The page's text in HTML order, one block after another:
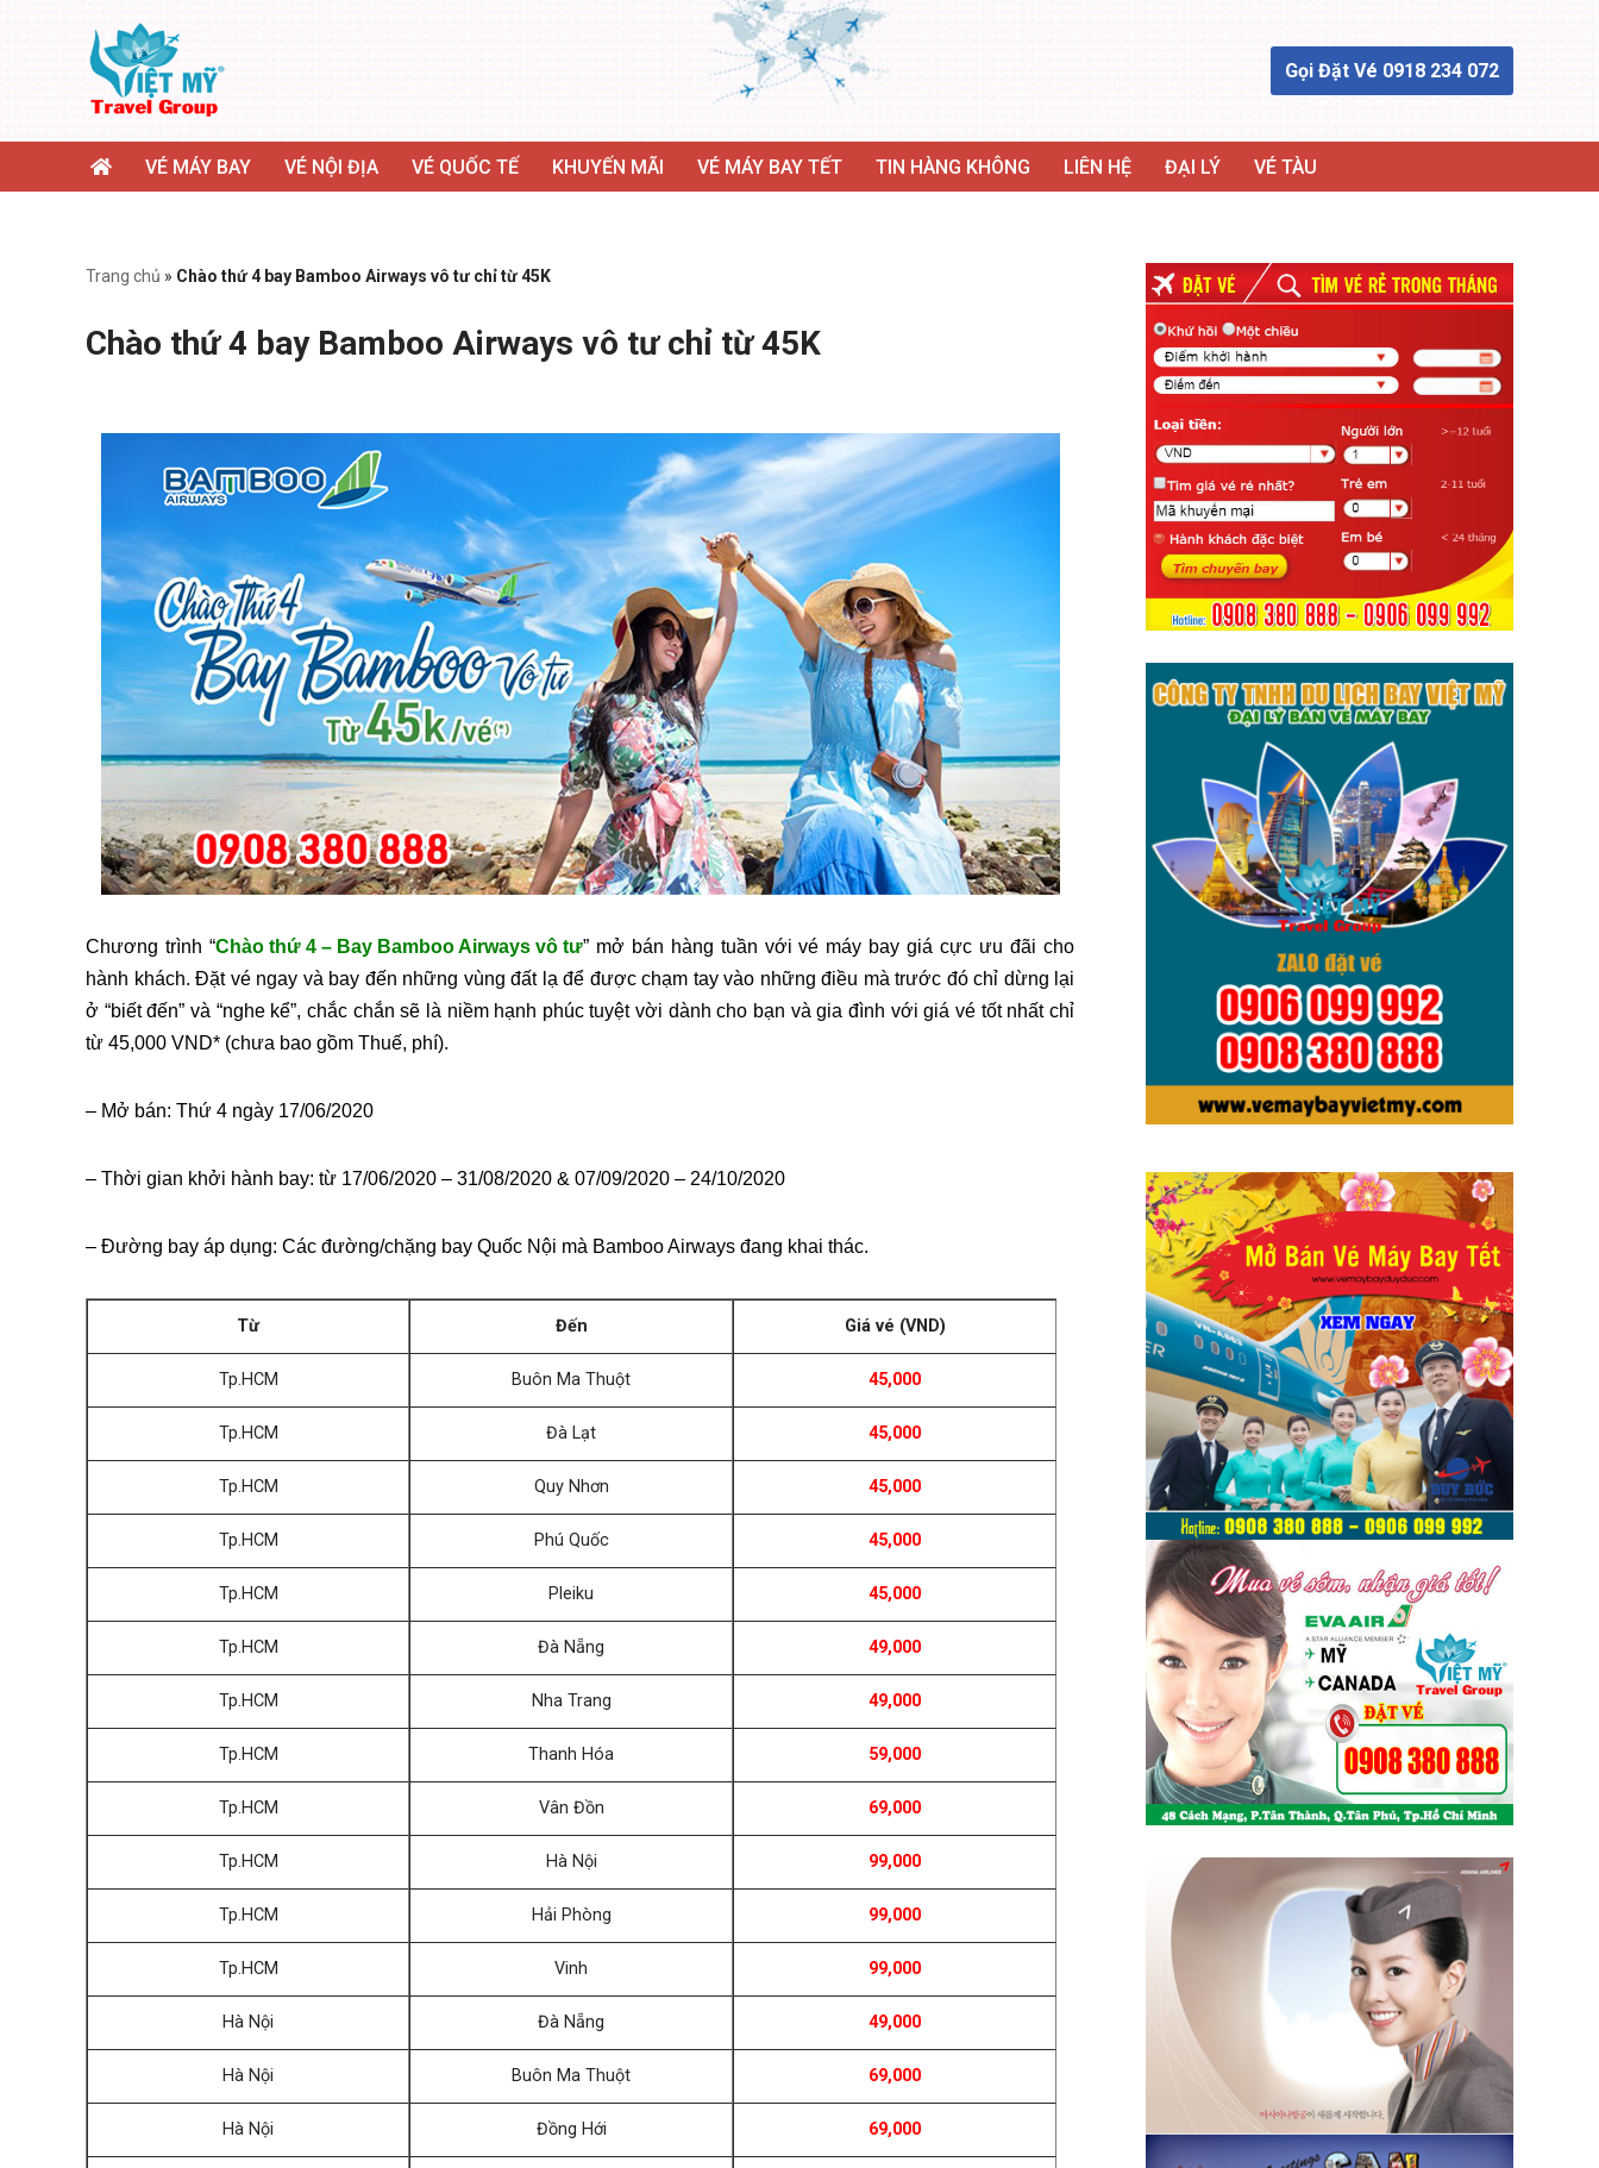
Gọi Đặt Vé 0918 234 072
VÉ MÁY BAY VÉ NỘI ĐỊA VÉ QUỐC TẾ KHUYẾN MÃI VÉ MÁY BAY TẾT TIN HÀNG KHÔNG LIÊN HỆ ĐẠI LÝ VÉ TÀU
Trang chủ » Chào thứ 4 bay Bamboo Airways vô tư chỉ từ 45K
Chào thứ 4 bay Bamboo Airways vô tư chỉ từ 45K
Chương trình “Chào thứ 4 – Bay Bamboo Airways vô tư” mở bán hàng tuần với vé máy bay giá cực ưu đãi cho
hành khách. Đặt vé ngay và bay đến những vùng đất lạ để được chạm tay vào những điều mà trước đó chỉ dừng lại
ở “biết đến” và “nghe kể”, chắc chắn sẽ là niềm hạnh phúc tuyệt vời dành cho bạn và gia đình với giá vé tốt nhất chỉ
từ 45,000 VND* (chưa bao gồm Thuế, phí).
– Mở bán: Thứ 4 ngày 17/06/2020
– Thời gian khởi hành bay: từ 17/06/2020 – 31/08/2020 & 07/09/2020 – 24/10/2020
– Đường bay áp dụng: Các đường/chặng bay Quốc Nội mà Bamboo Airways đang khai thác.
Từ Đến Giá vé (VND)
Tp.HCM Buôn Ma Thuột 45,000
Tp.HCM Đà Lạt 45,000
Tp.HCM Quy Nhơn 45,000
Tp.HCM Phú Quốc 45,000
Tp.HCM Pleiku 45,000
Tp.HCM Đà Nẵng 49,000
Tp.HCM Nha Trang 49,000
Tp.HCM Thanh Hóa 59,000
Tp.HCM Vân Đồn 69,000
Tp.HCM Hà Nội 99,000
Tp.HCM Hải Phòng 99,000
Tp.HCM Vinh 99,000
Hà Nội Đà Nẵng 49,000
Hà Nội Buôn Ma Thuột 69,000
Hà Nội Đồng Hới 69,000